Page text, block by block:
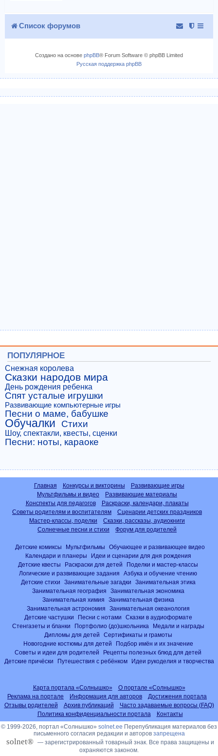
Список форумов
Создано на основе phpBB® Forum Software © phpBB Limited
Русская поддержка phpBB
ПОПУЛЯРНОЕ
Снежная королева
Сказки народов мира
День рождения ребенка
Спят усталые игрушки
Развивающие компьютерные игры
Песни о маме, бабушке
Обучалки Стихи
Шоу, спектакли, квесты, сценки
Песни: ноты, караоке
Главная Конкурсы и викторины
Развивающие игры
Мультфильмы и видео
Развивающие материалы
Конспекты для педагогов
Раскраски, календари, плакаты
Советы родителям и воспитателям
Сценарии детских праздников
Мастер-классы, поделки
Сказки, рассказы, аудиокниги
Солнечные песни и стихи
Форум для родителей
Детские комиксы Мультфильмы
Обучающее и развивающее видео
Календари и планеры
Идеи и сценарии для дня рождения
Детские квесты
Раскраски для детей
Поделки и мастер-классы
Логические и развивающие задания
Азбука и обучение чтению
Детские стихи
Занимательные загадки
Занимательная этика
Занимательная география
Занимательная экономика
Занимательная химия
Занимательная физика
Занимательная астрономия
Занимательная океанология
Детские частушки
Песни с нотами
Сказки в аудиоформате
Стенгазеты и бланки
Портфолио (до)школьника
Медали и награды
Дипломы для детей
Сертификаты и грамоты
Новогодние костюмы для детей
Подбор имён и их значение
Советы и идеи для родителей
Рецепты полезных блюд для детей
Детские причёски
Путешествия с ребёнком Идеи рукоделия и творчества
Карта портала «Солнышко»
О портале «Солнышко»
Реклама на портале
Информация для авторов
Достижения портала
Отзывы родителей
Архив публикаций
Часто задаваемые вопросы (FAQ)
Политика конфиденциальности портала
Контакты
© 1999-2026, портал «Солнышко» solnet.ee Перепубликация материалов без
письменного согласия редакции и авторов запрещена
solnet® — зарегистрированный товарный знак. Все права защищены и
охраняются законом.